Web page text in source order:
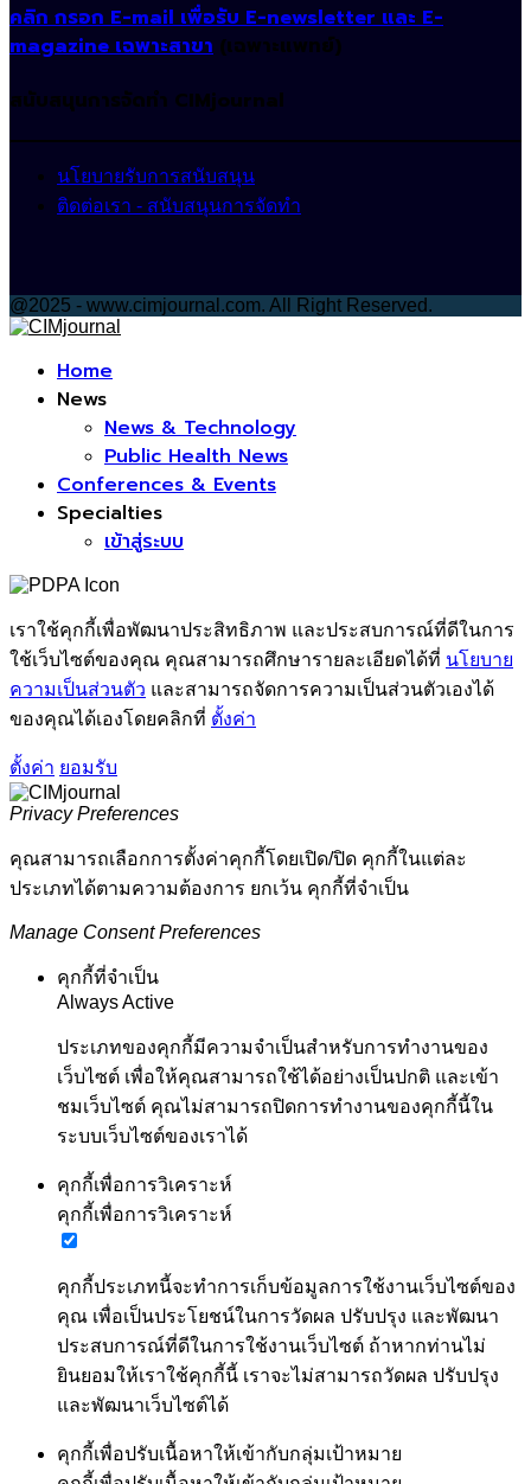
คลิก กรอก E-mail เพื่อรับ E-newsletter และ E-
magazine เฉพาะสาขา (เฉพาะแพทย์)
สนับสนุนการจัดทำ CIMjournal
นโยบายรับการสนับสนุน
ติดต่อเรา - สนับสนุนการจัดทำ
@2025 - www.cimjournal.com. All Right Reserved.
Home
News
News & Technology
Public Health News
Conferences & Events
Specialties
เข้าสู่ระบบ
เราใช้คุกกี้เพื่อพัฒนาประสิทธิภาพ และประสบการณ์ที่ดีในการ
ใช้เว็บไซต์ของคุณ คุณสามารถศึกษารายละเอียดได้ที่ นโยบาย
ความเป็นส่วนตัว และสามารถจัดการความเป็นส่วนตัวเองได้
ของคุณได้เองโดยคลิกที่ ตั้งค่า
ตั้งค่า ยอมรับ
Privacy Preferences
คุณสามารถเลือกการตั้งค่าคุกกี้โดยเปิด/ปิด คุกกี้ในแต่ละ
ประเภทได้ตามความต้องการ ยกเว้น คุกกี้ที่จำเป็น
Manage Consent Preferences
คุกกี้ที่จำเป็น
Always Active
ประเภทของคุกกี้มีความจำเป็นสำหรับการทำงานของ
เว็บไซต์ เพื่อให้คุณสามารถใช้ได้อย่างเป็นปกติ และเข้า
ชมเว็บไซต์ คุณไม่สามารถปิดการทำงานของคุกกี้นี้ใน
ระบบเว็บไซต์ของเราได้
คุกกี้เพื่อการวิเคราะห์
คุกกี้เพื่อการวิเคราะห์
คุกกี้ประเภทนี้จะทำการเก็บข้อมูลการใช้งานเว็บไซต์ของ
คุณ เพื่อเป็นประโยชน์ในการวัดผล ปรับปรุง และพัฒนา
ประสบการณ์ที่ดีในการใช้งานเว็บไซต์ ถ้าหากท่านไม่
ยินยอมให้เราใช้คุกกี้นี้ เราจะไม่สามารถวัดผล ปรับปรุง
และพัฒนาเว็บไซต์ได้
คุกกี้เพื่อปรับเนื้อหาให้เข้ากับกลุ่มเป้าหมาย